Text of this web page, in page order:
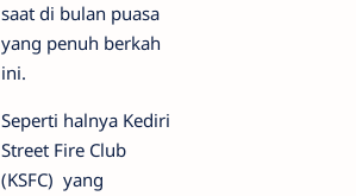
saat di bulan puasa
yang penuh berkah
ini.
Seperti halnya Kediri
Street Fire Club
(KSFC) yang